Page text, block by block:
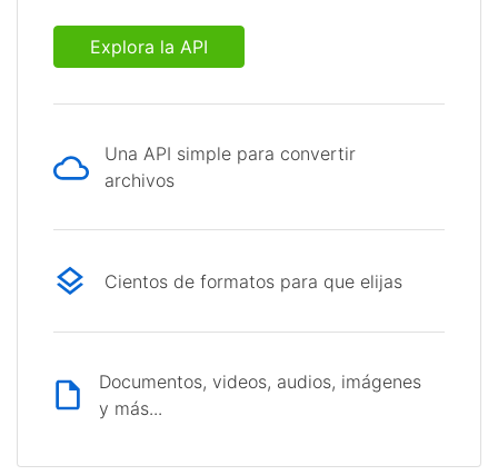
Explora la API
Una API simple para convertir
archivos
Cientos de formatos para que elijas
Documentos, videos, audios, imágenes
y más...